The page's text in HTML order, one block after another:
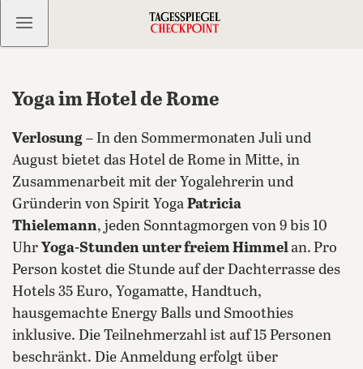
Kostenlos anmelden
Yoga im Hotel de Rome
Verlosung – In den Sommermonaten Juli und
August bietet das Hotel de Rome in Mitte, in
Zusammenarbeit mit der Yogalehrerin und
Gründerin von Spirit Yoga Patricia
Thielemann, jeden Sonntagmorgen von 9 bis 10
Uhr Yoga-Stunden unter freiem Himmelan. Pro
Person kostet die Stunde auf der Dachterrasse des
Hotels 35 Euro, Yogamatte, Handtuch,
hausgemachte Energy Balls und Smoothies
inklusive. Die Teilnehmerzahl ist auf 15 Personen
beschränkt. Die Anmeldung erfolgt über